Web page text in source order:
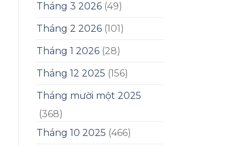
Tháng 3 2026(49)
Tháng 2 2026(101)
Tháng 1 2026(28)
Tháng 12 2025 (156)
Tháng mười một 2025
(368)
Tháng 10 2025 (466)